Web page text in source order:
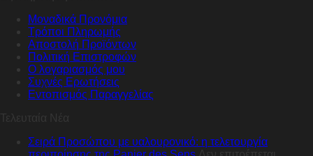
Μοναδικά Προνόμια
Τρόποι Πληρωμής
Αποστολή Προϊόντων
Πολιτική Επιστροφών
Ο λογαριασμός μου
Συχνές Ερωτήσεις
Εντοπισμός Παραγγελίας
Τελευταία Νέα
Σειρά Προσώπου με υαλουρονικό: η τελετουργία